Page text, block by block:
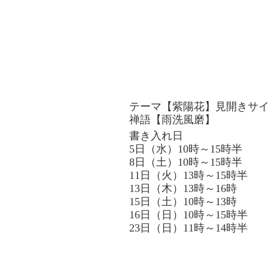
テーマ【紫陽花】見開きサ
禅語【雨洗風磨】
書き入れ日
5日（水）10時～15時半
8日（土） 10時～15時半
11日（火） 13時～15時半
13日（木） 13時～16時
15日（土） 10時～13時
16日（日） 10時～15時半
23日（日） 11時～14時半